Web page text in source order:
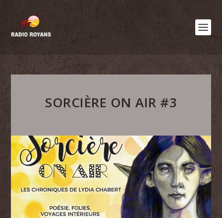
SORCIÈRE ON AIR #3